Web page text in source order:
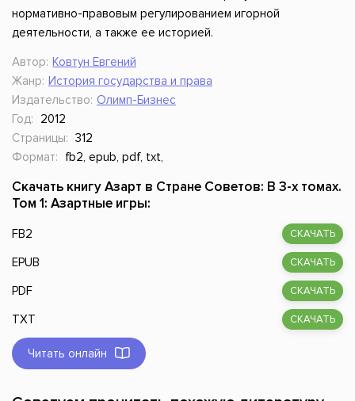
нормативно-правовым регулированием игорной
деятельности, а также ее историей.
Автор: Ковтун Евгений
Жанр: История государства и права
Издательство: Олимп-Бизнес
Год:
2012
Страницы: 312
Формат:
fb2, epub, pdf, txt,
Скачать книгу Азарт в Стране Советов: В 3-х томах.
Том 1: Азартные игры:
FB2 СКАЧАТЬ
EPUB СКАЧАТЬ
PDF СКАЧАТЬ
TXT СКАЧАТЬ
Читать онлайн